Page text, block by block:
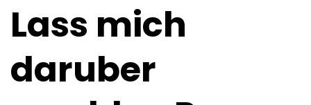
Lass mich
daruber